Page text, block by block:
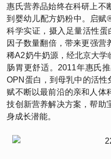
惠氏营养品始终在科研上不
到婴幼儿配方奶粉中。启
科学实证，摄入足量活性
因子数量翻倍，带来更强营
稀A2奶牛奶源，经北京大学
肠胃更舒适。2011年惠氏
OPN蛋白，到母乳中的活性
赋不断以最前沿的亲和人体
技创新营养解决方案，帮助
身成长潜能。